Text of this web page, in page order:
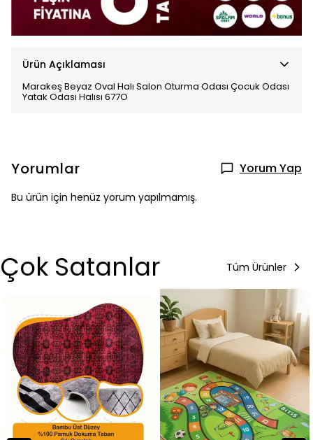
Ürün Açıklaması
Marakeş Beyaz Oval Halı Salon Oturma Odası Çocuk Odası
Yatak Odası Halısı 677O
Yorumlar Yorum Yap
Bu ürün için henüz yorum yapılmamış.
Çok Satanlar Tüm Ürünler